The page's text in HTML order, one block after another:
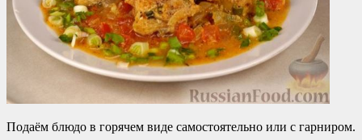
Подаём блюдо в горячем виде самостоятельно или с гарниром.